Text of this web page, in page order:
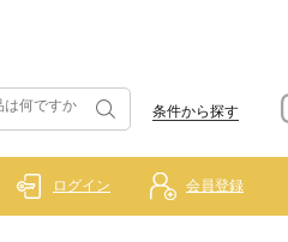
条件から探す
ログイン 会員登録